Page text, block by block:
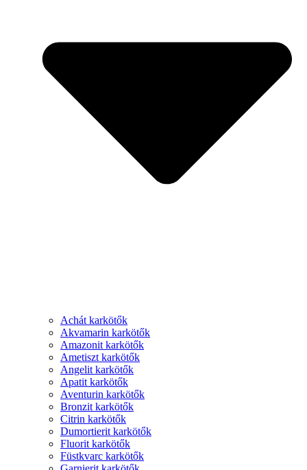
Achát karkötők
Akvamarin karkötők
Amazonit karkötők
Ametiszt karkötők
Angelit karkötők
Apatit karkötők
Aventurin karkötők
Bronzit karkötők
Citrin karkötők
Dumortierit karkötők
Fluorit karkötők
Füstkvarc karkötők